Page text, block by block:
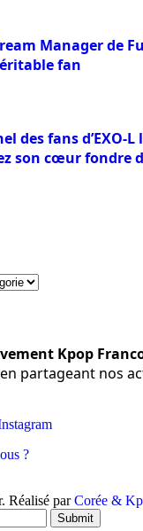
Manager de
fan
des fans d’EXO-L
son cœur fondre
Kpop
partageant nos
?
Réalisé parCorée &
Submit